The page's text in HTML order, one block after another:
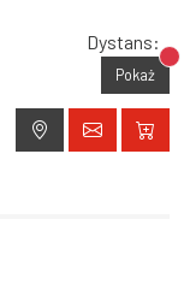
Dystans:
Pokaż